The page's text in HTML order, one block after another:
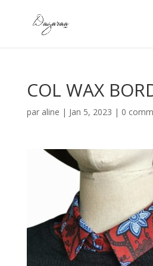
COL WAX
par aline | Jan 5, 2023 | 0